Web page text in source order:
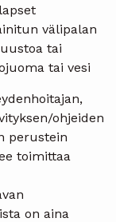
välipalan
tai
tai vesi
ohjeiden
perustein
toimittaa
on aina